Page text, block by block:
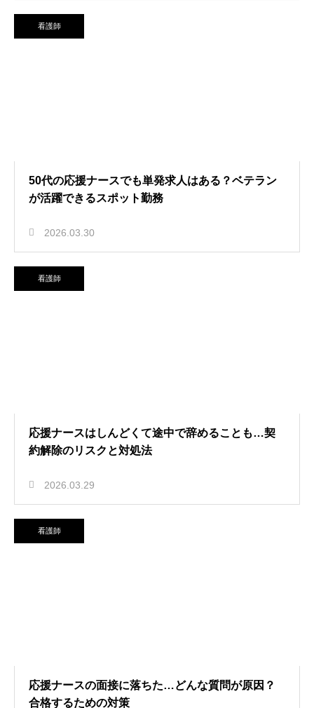
看護師
50代の応援ナースでも単発求人はある？ベテラン
が活躍できるスポット勤務
2026.03.30
看護師
応援ナースはしんどくて途中で辞めることも…契
約解除のリスクと対処法
2026.03.29
看護師
応援ナースの面接に落ちた…どんな質問が原因？
合格するための対策